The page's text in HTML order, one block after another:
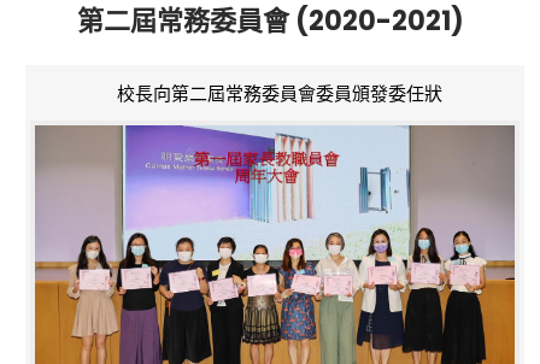
第二屆常務委員會 (2020-2021)
校長向第二屆常務委員會委員頒發委任狀